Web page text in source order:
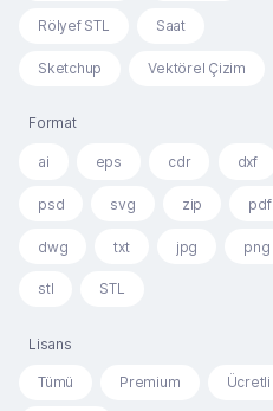
Rölyef STL Saat
Sketchup Vektörel Çizim
Format
ai eps cdr dxf
psd svg zip pdf
dwg txt jpg png
stl STL
Lisans
Tümü Premium Ücretli